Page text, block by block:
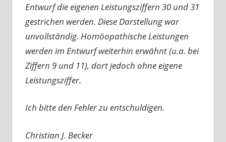
Entwurf die eigenen Leistungsziffern 30 und 31
gestrichen werden. Diese Darstellung war
unvollständig. Homöopathische Leistungen
werden im Entwurf weiterhin erwähnt (u.a. bei
Ziffern 9 und 11), dort jedoch ohne eigene
Leistungsziffer.
Ich bitte den Fehler zu entschuldigen.
Christian J. Becker